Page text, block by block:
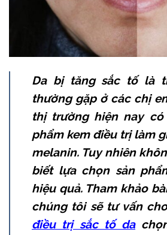
Da bị tăng sắc tố là
thường gặp ở các chị
thị trường hiện nay có
phẩm kem điều trị làm
melanin. Tuy nhiên
biết lựa chọn sản
hiệu quả. Tham khảo
chúng tôi sẽ tư vấn
điều trị sắc tố da